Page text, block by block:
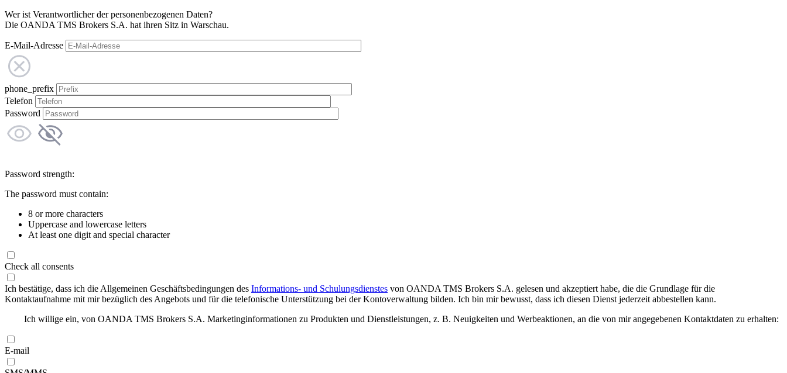
Wer ist Verantwortlicher der personenbezogenen Daten?
Die OANDA TMS Brokers S.A. hat ihren Sitz in Warschau.
E-Mail-Adresse
phone_prefix
Telefon
Password
Password strength:
The password must contain:
8 or more characters
Uppercase and lowercase letters
At least one digit and special character
Check all consents
Ich bestätige, dass ich die Allgemeinen Geschäftsbedingungen des Informations- und Schulungsdienstes von OANDA TMS Brokers S.A. gelesen und akzeptiert habe, die die Grundlage für die
Kontaktaufnahme mit mir bezüglich des Angebots und für die telefonische Unterstützung bei der Kontoverwaltung bilden. Ich bin mir bewusst, dass ich diesen Dienst jederzeit abbestellen kann.
Ich willige ein, von OANDA TMS Brokers S.A. Marketinginformationen zu Produkten und Dienstleistungen, z. B. Neuigkeiten und Werbeaktionen, an die von mir angegebenen Kontaktdaten zu erhalten:
E-mail